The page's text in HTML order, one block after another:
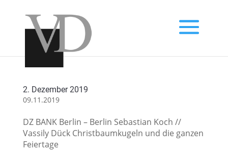
2. Dezember 2019
09.11.2019
DZ BANK Berlin – Berlin Sebastian Koch //
Vassily Dück Christbaumkugeln und die ganzen
Feiertage